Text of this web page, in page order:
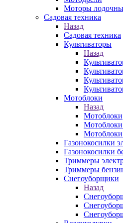
Моторы
Садовая техника
Назад
Садовая техника
Культиваторы
Назад
Мотоблоки
Назад
Мотоблоки
Газонокосилки
Газонокосилки
Триммеры
Триммеры
Снегоуборщики
Назад